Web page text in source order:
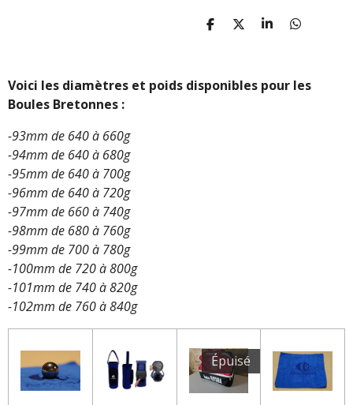
P
G
P
A
G
P
G
P
A
G
Voici les diamètres et poids disponibles pour les
Boules Bretonnes :
-93mm de 640 à 660g
-94mm de 640 à 680g
-95mm de 640 à 700g
-96mm de 640 à 720g
-97mm de 660 à 740g
-98mm de 680 à 760g
-99mm de 700 à 780g
-100mm de 720 à 800g
-101mm de 740 à 820g
-102mm de 760 à 840g
Épuisé